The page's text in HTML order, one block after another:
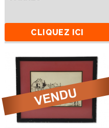
CLIQUEZ ICI